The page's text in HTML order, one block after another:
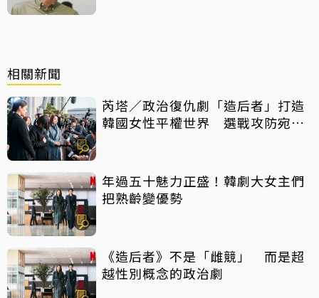
相關新聞
芮塔／政治復仇劇「造后者」打造
韓國女性平權世界 選戰攻防宛如
年過五十魅力正盛！韓劇大女主們
把熟齡變優勢
《造后者》不是「雌競」 而是超
越性別概念的政治劇